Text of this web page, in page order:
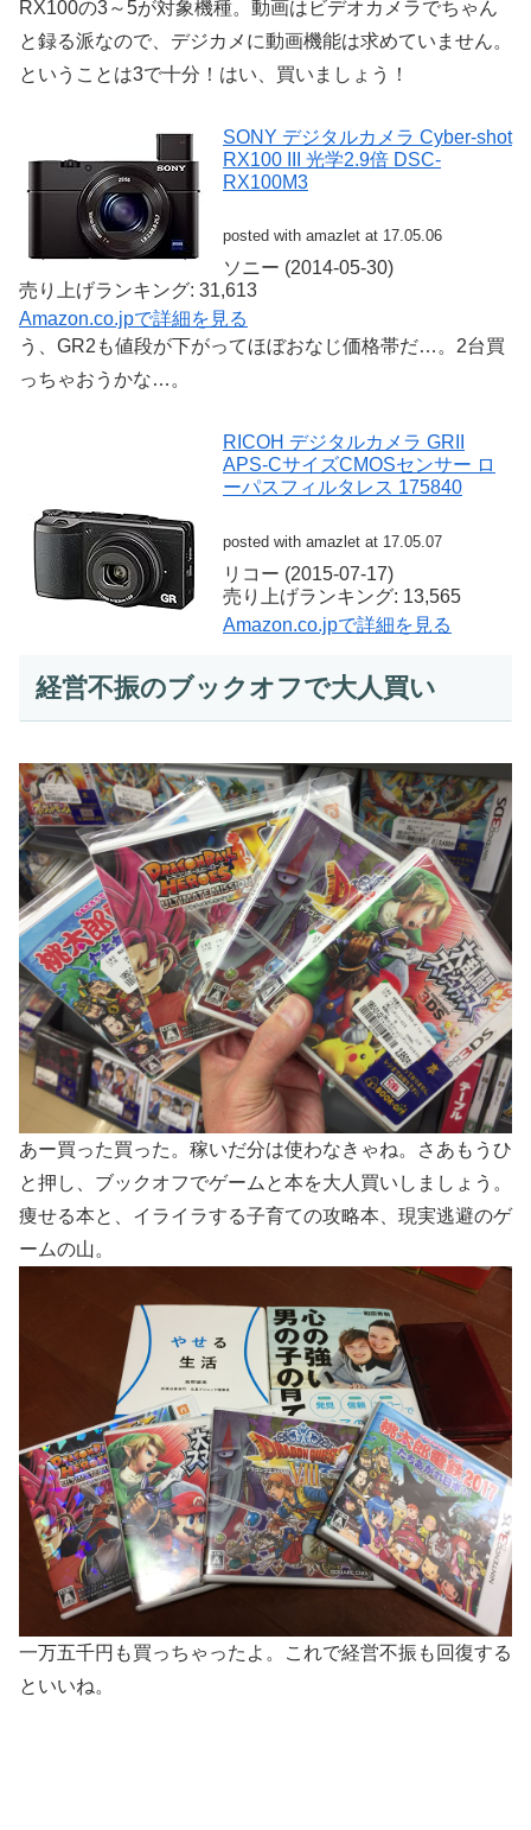
RX100の3～5が対象機種。動画はビデオカメラでちゃん
と録る派なので、デジカメに動画機能は求めていません。
ということは3で十分！はい、買いましょう！
SONY デジタルカメラ Cyber-shot
RX100 III 光学2.9倍 DSC-
RX100M3
posted with amazlet at 17.05.06
ソニー (2014-05-30)
売り上げランキング: 31,613
Amazon.co.jpで詳細を見る
う、GR2も値段が下がってほぼおなじ価格帯だ…。2台買
っちゃおうかな…。
RICOH デジタルカメラ GRII
APS-CサイズCMOSセンサー ロ
ーパスフィルタレス 175840
posted with amazlet at 17.05.07
リコー (2015-07-17)
売り上げランキング: 13,565
Amazon.co.jpで詳細を見る
経営不振のブックオフで大人買い
あー買った買った。稼いだ分は使わなきゃね。さあもうひ
と押し、ブックオフでゲームと本を大人買いしましょう。
痩せる本と、イライラする子育ての攻略本、現実逃避のゲ
ームの山。
一万五千円も買っちゃったよ。これで経営不振も回復する
といいね。